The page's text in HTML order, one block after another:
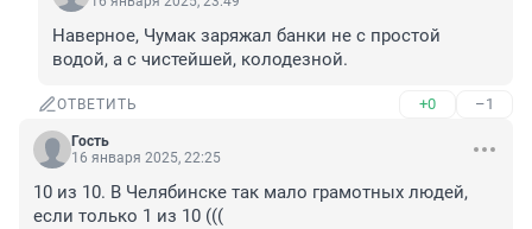
Наверное, Чумак заряжал банки не с простой
водой, а с чистейшей, колодезной.
ОТВЕТИТЬ +0 –1
Гость
16 января 2025, 22:25
10 из 10. В Челябинске так мало грамотных людей,
если только 1 из 10 (((